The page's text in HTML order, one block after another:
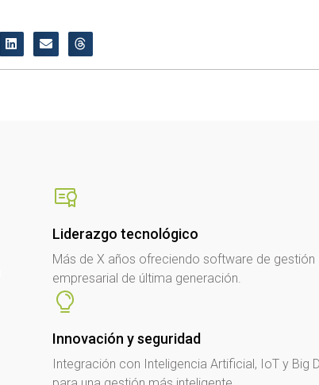
Liderazgo tecnológico
Más de X años ofreciendo software de gestión
empresarial de última generación.
Innovación y seguridad
Integración con Inteligencia Artificial, IoT y Big